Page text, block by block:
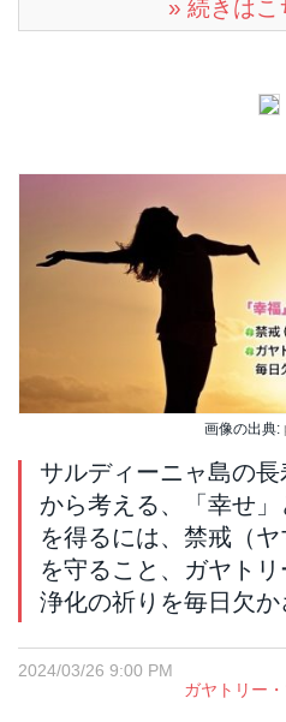
» 続きはこ
画像の出典:
サルディーニャ島の
から考える、「幸せ」
を得るには、禁戒（ヤ
を守ること、ガヤト
浄化の祈りを毎日欠
2024/03/26 9:00 PM
ガヤトリー